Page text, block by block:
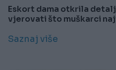
Eskort dama otkrila
vjerovati što muškarci
Saznaj više